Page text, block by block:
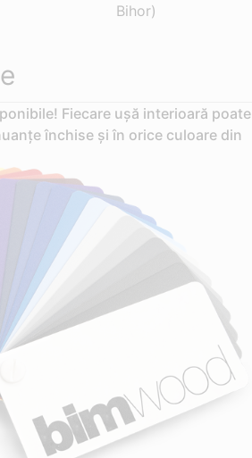
Bihor)
Fiecare ușă interioară poate
închise și în orice culoare din